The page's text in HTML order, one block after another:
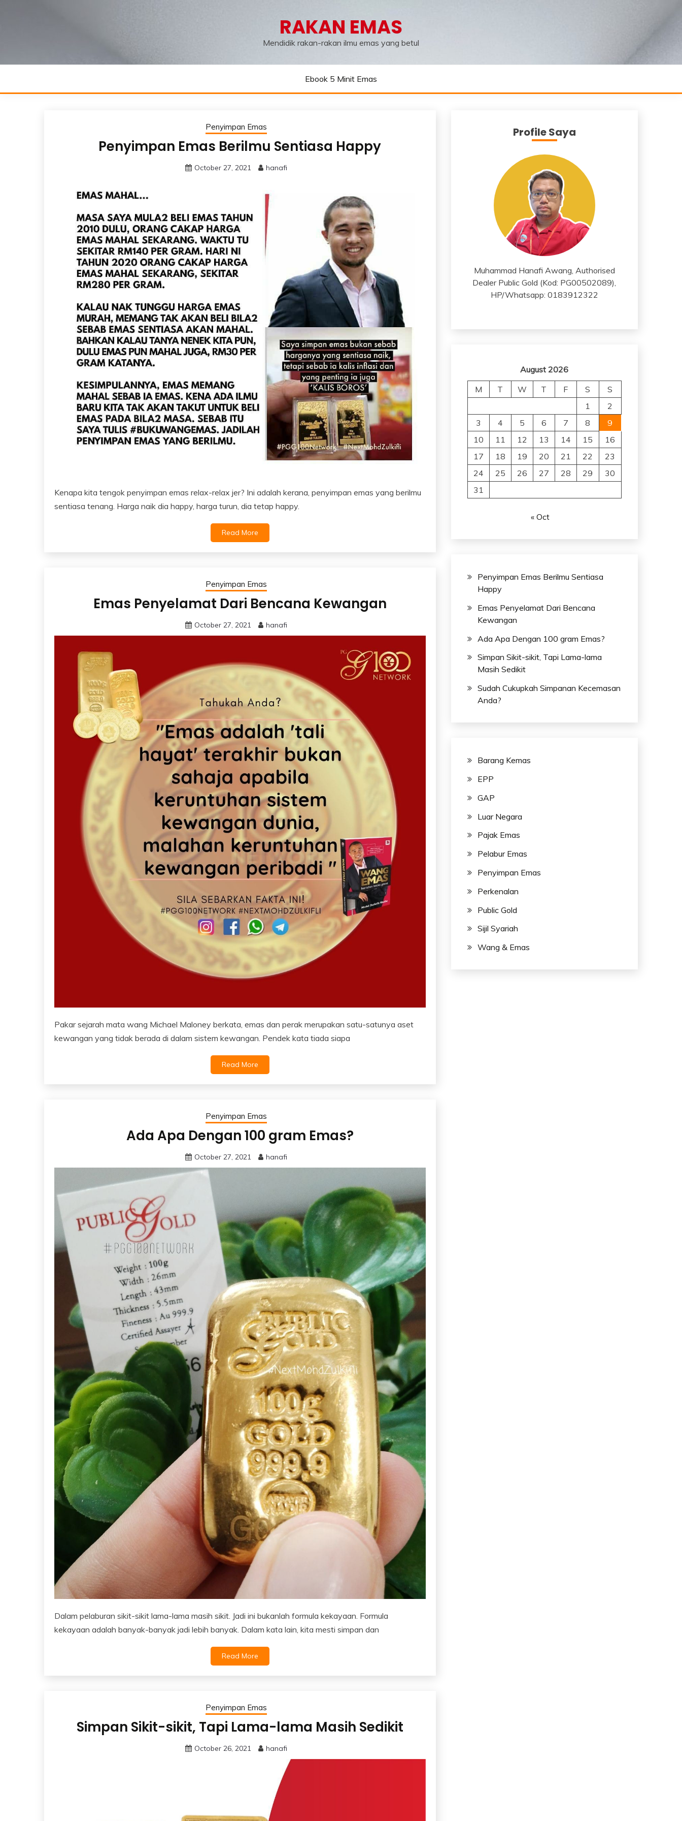
RAKAN EMAS
Mendidik rakan-rakan ilmu emas yang betul
Ebook 5 Minit Emas
Penyimpan Emas
Penyimpan Emas Berilmu Sentiasa Happy
October 27, 2021 hanafi
Kenapa kita tengok penyimpan emas relax-relax jer? Ini adalah kerana, penyimpan emas yang berilmu
sentiasa tenang. Harga naik dia happy, harga turun, dia tetap happy.
Read More
Penyimpan Emas
Emas Penyelamat Dari Bencana Kewangan
October 27, 2021 hanafi
Pakar sejarah mata wang Michael Maloney berkata, emas dan perak merupakan satu-satunya aset
kewangan yang tidak berada di dalam sistem kewangan. Pendek kata tiada siapa
Read More
Penyimpan Emas
Ada Apa Dengan 100 gram Emas?
October 27, 2021 hanafi
Dalam pelaburan sikit-sikit lama-lama masih sikit. Jadi ini bukanlah formula kekayaan. Formula
kekayaan adalah banyak-banyak jadi lebih banyak. Dalam kata lain, kita mesti simpan dan
Read More
Penyimpan Emas
Simpan Sikit-sikit, Tapi Lama-lama Masih Sedikit
October 26, 2021 hanafi
Profile Saya
Muhammad Hanafi Awang, Authorised
Dealer Public Gold (Kod: PG00502089),
HP/Whatsapp: 0183912322
August 2026
M
T W T F S
S
1
2
3
4 5 6 7 8
9
10
11 12 13 14 15
16
17
18 19 20 21 22
23
24
25 26 27 28 29
30
31
« Oct
Penyimpan Emas Berilmu Sentiasa
Happy
Emas Penyelamat Dari Bencana
Kewangan
Ada Apa Dengan 100 gram Emas?
Simpan Sikit-sikit, Tapi Lama-lama
Masih Sedikit
Sudah Cukupkah Simpanan Kecemasan
Anda?
Barang Kemas
EPP
GAP
Luar Negara
Pajak Emas
Pelabur Emas
Penyimpan Emas
Perkenalan
Public Gold
Sijil Syariah
Wang & Emas